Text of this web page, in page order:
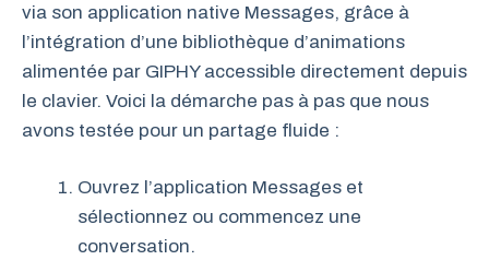
via son application native Messages, grâce à
l’intégration d’une bibliothèque d’animations
alimentée par GIPHY accessible directement depuis
le clavier. Voici la démarche pas à pas que nous
avons testée pour un partage fluide :
Ouvrez l’application Messages et
sélectionnez ou commencez une
conversation.